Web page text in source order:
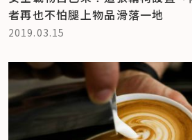
者再也不怕腿上物品滑落一地
2019.03.15